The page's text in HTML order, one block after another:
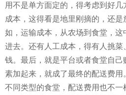
用不是单方面定的，得考虑到好
成本，这得看是地里刚摘的，还
如，运输成本，从农场到食堂，
进去。还有人工成本，得有人挑
钱。最后，就是平台或者食堂自己
素加起来，就成了最终的配送费用
不同类型的食堂，配送费用也不一